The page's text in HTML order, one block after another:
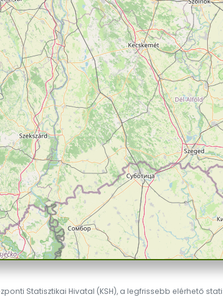
Statisztikai Hivatal (KSH), a legfrissebb elérhető